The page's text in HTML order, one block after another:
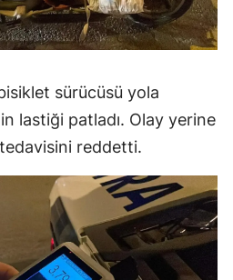
sürücüsü yola
lastiği patladı. Olay yerine
reddetti.